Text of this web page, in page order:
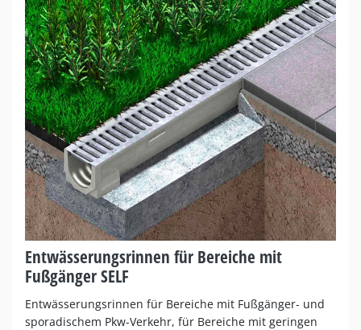
Entwässerungsrinnen für Bereiche mit
Fußgänger SELF
Entwässerungsrinnen für Bereiche mit Fußgänger- und
sporadischem Pkw-Verkehr, für Bereiche mit geringen